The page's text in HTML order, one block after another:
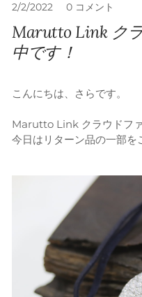
2/2/2022 0 コメント
Marutto Link ク
中です！
こんにちは、さらです。
Marutto Link クラウドファ
今日はリターン品の一部を